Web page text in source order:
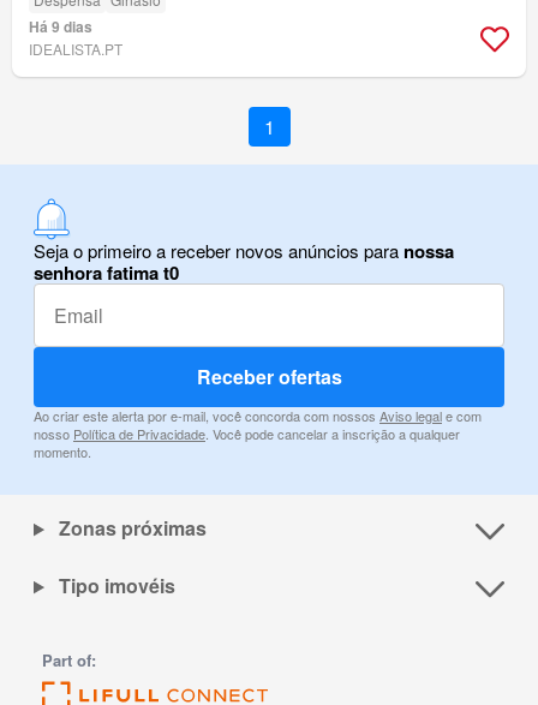
Há 9 dias
IDEALISTA.PT
1
Seja o primeiro a receber novos anúncios para nossa
senhora fatima t0
Receber ofertas
Ao criar este alerta por e-mail, você concorda com nossos Aviso legale com
nosso Política de Privacidade. Você pode cancelar a inscrição a qualquer
momento.
Zonas próximas
Tipo imovéis
Part of: